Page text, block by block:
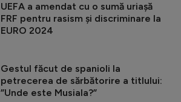
UEFA a amendat cu o sumă uriașă
FRF pentru rasism și discriminare la
EURO 2024
Gestul făcut de spanioli la
petrecerea de sărbătorire a titlului:
”Unde este Musiala?”